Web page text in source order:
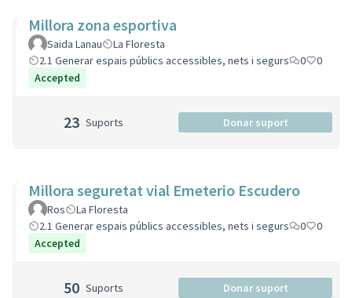
Millora zona esportiva
Saida Lanau
La Floresta
2.1 Generar espais públics accessibles, nets i segurs
0
0
Accepted
23 Suports Donar suport
Millora seguretat vial Emeterio Escudero
Ros
La Floresta
2.1 Generar espais públics accessibles, nets i segurs
0
0
Accepted
50 Suports Donar suport